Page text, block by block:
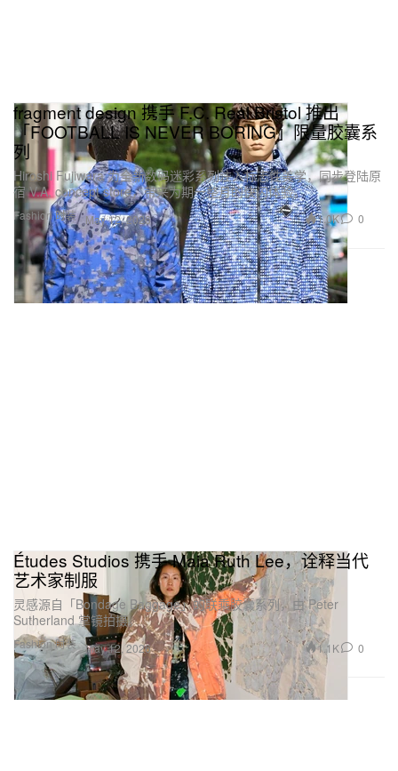
Fashion 时装
fragment design 携手 F.C. Real Bristol 推出
「FOOTBALL IS NEVER BORING」限量胶囊系
列
Hiroshi Fujiwara 为全新数码迷彩系列注入标志性美学，同步登陆原
宿 V.A. concept store，带来为期一整月的快闪体验。
May 12, 2026 1.0K 0
Fashion 时装
Études Studios 携手 Maia Ruth Lee，诠释当代
艺术家制服
灵感源自「Bondage Baggage」的联乘胶囊系列，由 Peter
Sutherland 掌镜拍摄。
May 12, 2026 1.1K 0